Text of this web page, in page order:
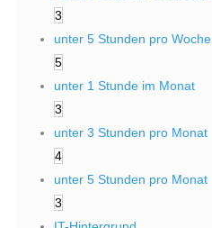
3
unter 5 Stunden pro Woche
5
unter 1 Stunde im Monat
3
unter 3 Stunden pro Monat
4
unter 5 Stunden pro Monat
3